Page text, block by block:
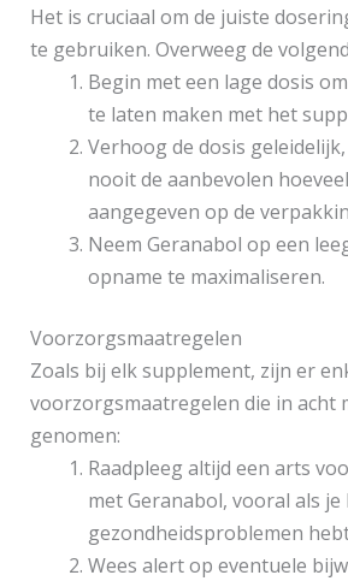
Het is cruciaal om de juiste
te gebruiken. Overweeg de
Begin met een lage dosis
te laten maken met het
Verhoog de dosis
nooit de aanbevolen
aangegeven op de
Neem Geranabol op een
opname te maximaliseren.
Voorzorgsmaatregelen
Zoals bij elk supplement, zijn er
voorzorgsmaatregelen die in acht
genomen:
Raadpleeg altijd een arts
met Geranabol, vooral als je
gezondheidsproblemen
Wees alert op eventuele